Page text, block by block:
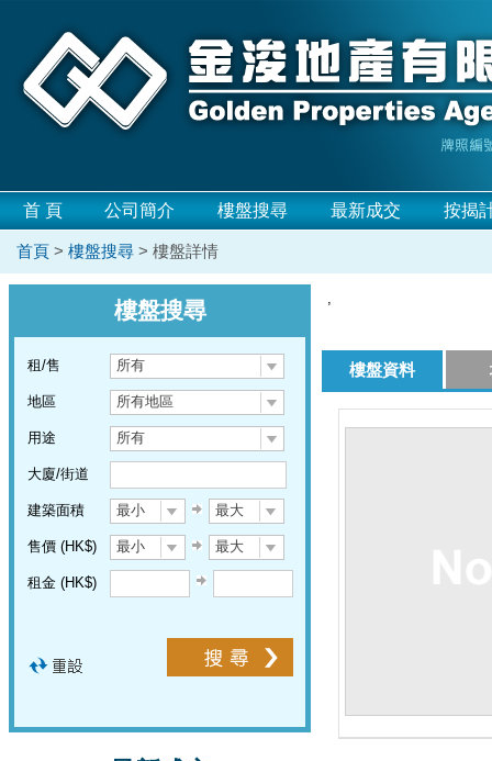
首 頁 公司簡介 樓盤搜尋 最新成交 按揭
首頁 > 樓盤搜尋 > 樓盤詳情
樓盤搜尋
租/售 所有
地區 所有地區
用途 所有
大廈/街道
建築面積 最小 最大
售價 (HK$) 最小 最大
租金 (HK$)
,
樓盤資料